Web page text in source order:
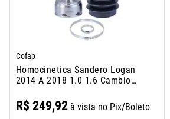
Cofap
Homocinetica Sandero Logan
2014 A 2018 1.0 1.6 Cambio
R$ 249,92à vista no Pix/Boleto